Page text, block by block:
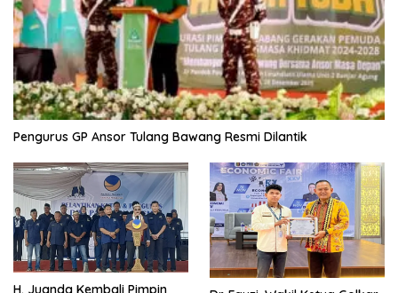
Pengurus GP Ansor Tulang Bawang Resmi Dilantik
H. Juanda Kembali Pimpin